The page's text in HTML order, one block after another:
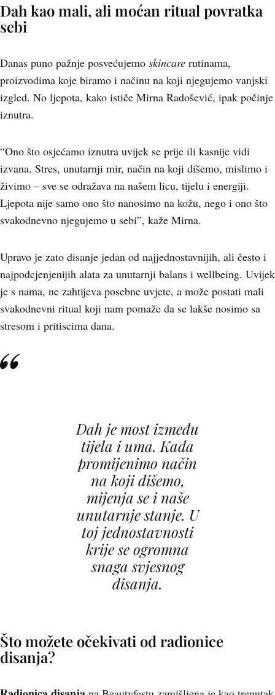
Dah kao mali, ali moćan ritual povratka
sebi
Danas puno pažnje posvećujemo skincare rutinama,
proizvodima koje biramo i načinu na koji njegujemo vanjski
izgled. No ljepota, kako ističe Mirna Radošević, ipak počinje
iznutra.
“Ono što osjećamo iznutra uvijek se prije ili kasnije vidi
izvana. Stres, unutarnji mir, način na koji dišemo, mislimo i
živimo – sve se odražava na našem licu, tijelu i energiji.
Ljepota nije samo ono što nanosimo na kožu, nego i ono što
svakodnevno njegujemo u sebi”, kaže Mirna.
Upravo je zato disanje jedan od najjednostavnijih, ali često i
najpodcjenjenijih alata za unutarnji balans i wellbeing. Uvijek
je s nama, ne zahtijeva posebne uvjete, a može postati mali
svakodnevni ritual koji nam pomaže da se lakše nosimo sa
stresom i pritiscima dana.
Dah je most između
tijela i uma. Kada
promijenimo način
na koji dišemo,
mijenja se i naše
unutarnje stanje. U
toj jednostavnosti
krije se ogromna
snaga svjesnog
disanja.
Što možete očekivati od radionice
disanja?